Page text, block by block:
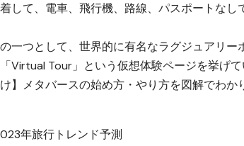
して、電車、飛行機、路線、パスポートなし
一つとして、世界的に有名なラグジュアリ
Virtual Tour」という仮想体験ページを挙げて
け】メタバースの始め方・やり方を図解でわか
年旅行トレンド予測